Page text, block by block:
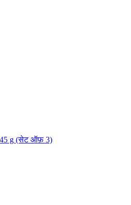
g (सेट ऑफ़ 3)